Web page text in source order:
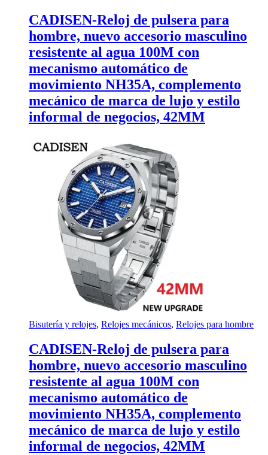
CADISEN-Reloj de pulsera para
hombre, nuevo accesorio masculino
resistente al agua 100M con
mecanismo automático de
movimiento NH35A, complemento
mecánico de marca de lujo y estilo
informal de negocios, 42MM
Bisutería y relojes, Relojes mecánicos, Relojes para hombre
CADISEN-Reloj de pulsera para
hombre, nuevo accesorio masculino
resistente al agua 100M con
mecanismo automático de
movimiento NH35A, complemento
mecánico de marca de lujo y estilo
informal de negocios, 42MM